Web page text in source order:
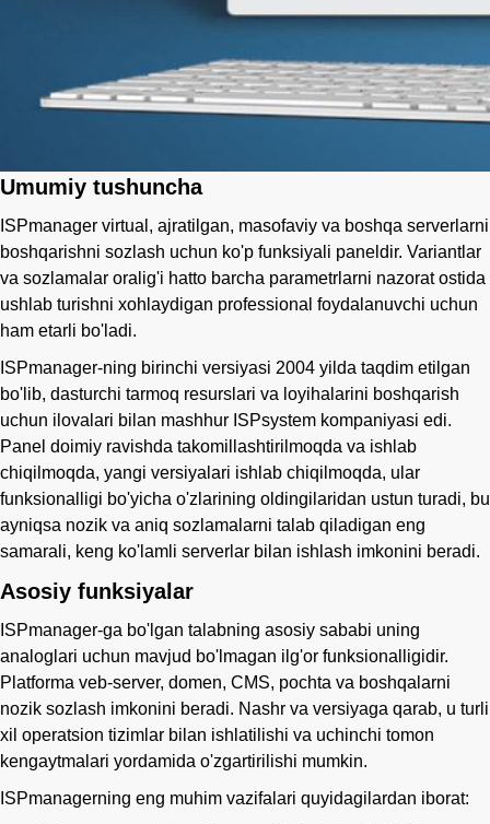
Umumiy tushuncha
ISPmanager virtual, ajratilgan, masofaviy va boshqa serverlarni
boshqarishni sozlash uchun ko'p funksiyali paneldir. Variantlar
va sozlamalar oralig'i hatto barcha parametrlarni nazorat ostida
ushlab turishni xohlaydigan professional foydalanuvchi uchun
ham etarli bo'ladi.
ISPmanager-ning birinchi versiyasi 2004 yilda taqdim etilgan
bo'lib, dasturchi tarmoq resurslari va loyihalarini boshqarish
uchun ilovalari bilan mashhur ISPsystem kompaniyasi edi.
Panel doimiy ravishda takomillashtirilmoqda va ishlab
chiqilmoqda, yangi versiyalari ishlab chiqilmoqda, ular
funksionalligi bo'yicha o'zlarining oldingilaridan ustun turadi, bu
ayniqsa nozik va aniq sozlamalarni talab qiladigan eng
samarali, keng ko'lamli serverlar bilan ishlash imkonini beradi.
Asosiy funksiyalar
ISPmanager-ga bo'lgan talabning asosiy sababi uning
analoglari uchun mavjud bo'lmagan ilg'or funksionalligidir.
Platforma veb-server, domen, CMS, pochta va boshqalarni
nozik sozlash imkonini beradi. Nashr va versiyaga qarab, u turli
xil operatsion tizimlar bilan ishlatilishi va uchinchi tomon
kengaytmalari yordamida o'zgartirilishi mumkin.
ISPmanagerning eng muhim vazifalari quyidagilardan iborat: